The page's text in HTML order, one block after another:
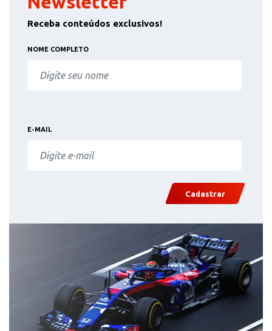
Receba conteúdos exclusivos!
NOME COMPLETO
E-MAIL
Cadastrar